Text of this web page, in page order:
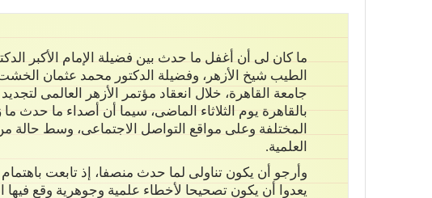
ما كان لى أن أغفل ما حدث بين فضيلة الإمام الأكبر
الطيب شيخ الأزهر، وفضيلة الدكتور محمد عثمان
جامعة القاهرة، خلال انعقاد مؤتمر الأزهر العالمى
بالقاهرة يوم الثلاثاء الماضى، سيما أن أصداء ما حدث
المختلفة وعلى مواقع التواصل الاجتماعى، وسط حالة
العلمية.
وأرجو أن يكون تناولى لما حدث منصفا، إذ تابعت باهتمام
يعدوا أن يكون تصحيحا لأخطاء علمية وجوهرية وقع فيها